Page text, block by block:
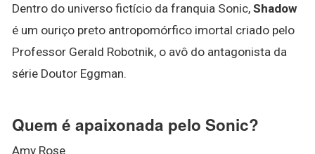
Dentro do universo fictício da franquia Sonic, Shadow
é um ouriço preto antropomórfico imortal criado pelo
Professor Gerald Robotnik, o avô do antagonista da
série Doutor Eggman.
Quem é apaixonada pelo Sonic?
Amy Rose